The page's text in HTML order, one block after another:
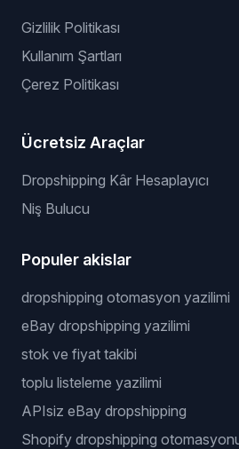
Gizlilik Politikası
Kullanım Şartları
Çerez Politikası
Ücretsiz Araçlar
Dropshipping Kâr Hesaplayıcı
Niş Bulucu
Populer akislar
dropshipping otomasyon yazilimi
eBay dropshipping yazilimi
stok ve fiyat takibi
toplu listeleme yazilimi
APIsiz eBay dropshipping
Shopify dropshipping